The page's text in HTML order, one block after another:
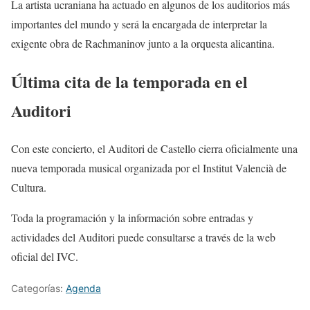
La artista ucraniana ha actuado en algunos de los auditorios más
importantes del mundo y será la encargada de interpretar la
exigente obra de Rachmaninov junto a la orquesta alicantina.
Última cita de la temporada en el
Auditori
Con este concierto, el Auditori de Castello cierra oficialmente una
nueva temporada musical organizada por el Institut Valencià de
Cultura.
Toda la programación y la información sobre entradas y
actividades del Auditori puede consultarse a través de la web
oficial del IVC.
Categorías: Agenda